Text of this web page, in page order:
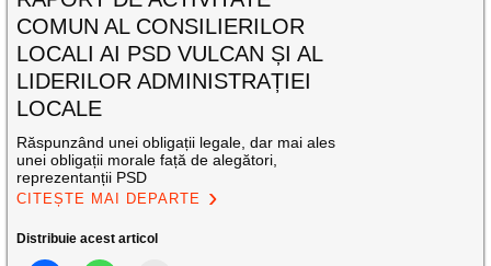
COMUN AL CONSILIERILOR
LOCALI AI PSD VULCAN ȘI AL
LIDERILOR ADMINISTRAȚIEI
LOCALE
Răspunzând unei obligații legale, dar mai ales
unei obligații morale față de alegători,
reprezentanții PSD
CITEȘTE MAI DEPARTE
Distribuie acest articol